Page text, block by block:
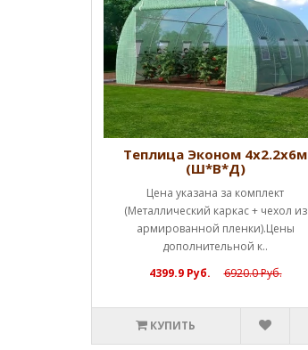
Теплица Эконом 4х2.2х6м
(Ш*В*Д)
Цена указана за комплект
(Металлический каркас + чехол из
армированной пленки).Цены
дополнительной к..
4399.9 Руб.
6920.0 Руб.
КУПИТЬ